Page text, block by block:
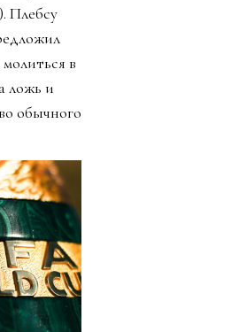
Плебсу
в
ложь и
обычного